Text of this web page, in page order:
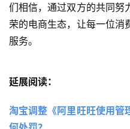
们相信，通过双方的共同努
荣的电商生态，让每一位消
服务。
延展阅读：
淘宝调整《阿里旺旺使用管